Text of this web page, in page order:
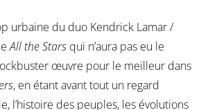
urbaine du duo Kendrick Lamar /
All the Starsqui n’aura pas eu le
œuvre pour le meilleur dans
, en étant avant tout un regard
l’histoire des peuples, les évolutions